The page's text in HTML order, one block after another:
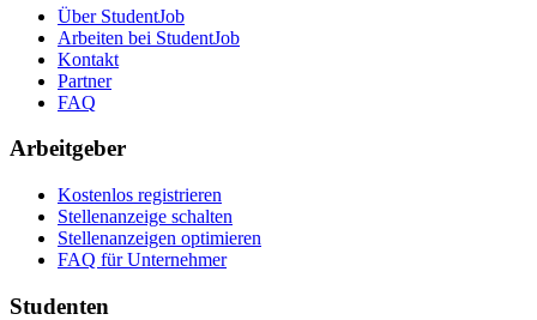
Über StudentJob
Arbeiten bei StudentJob
Kontakt
Partner
FAQ
Arbeitgeber
Kostenlos registrieren
Stellenanzeige schalten
Stellenanzeigen optimieren
FAQ für Unternehmer
Studenten